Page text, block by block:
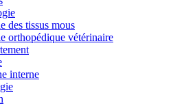
des tissus mous
orthopédique vétérinaire
interne